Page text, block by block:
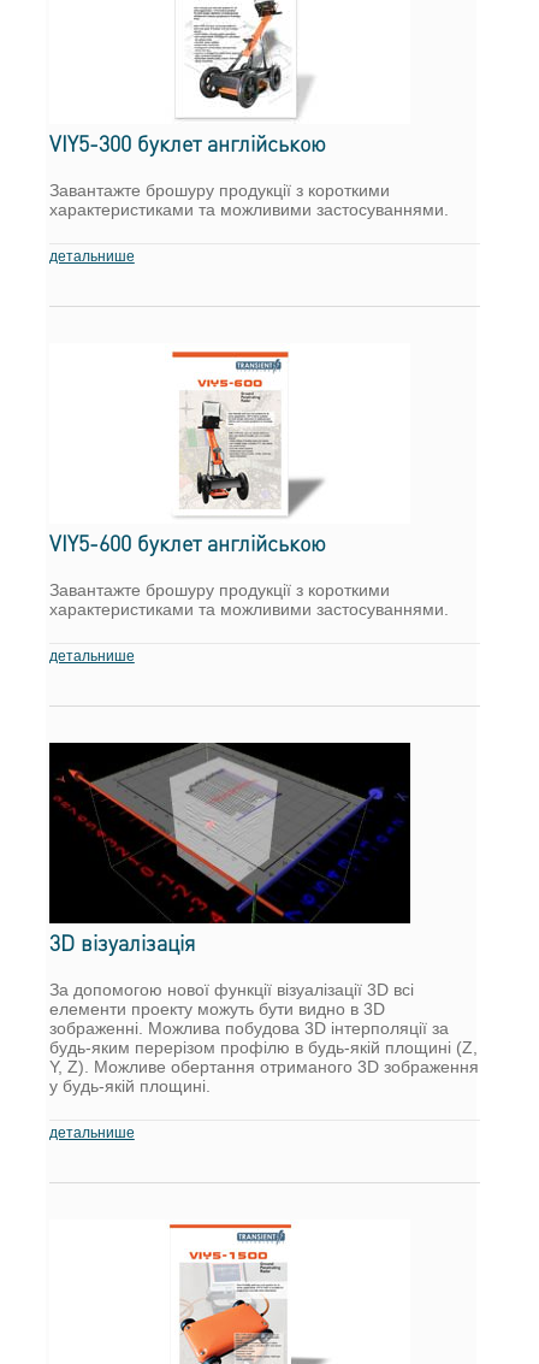
VIY5-300 буклет англійською
Завантажте брошуру продукції з короткими
характеристиками та можливими застосуваннями.
детальнише
VIY5-600 буклет англійською
Завантажте брошуру продукції з короткими
характеристиками та можливими застосуваннями.
детальнише
3D візуалізація
За допомогою нової функції візуалізації 3D всі
елементи проекту можуть бути видно в 3D
зображенні. Можлива побудова 3D інтерполяції за
будь-яким перерізом профілю в будь-якій площині (Z,
Y, Z). Можливе обертання отриманого 3D зображення
у будь-якій площині.
детальнише